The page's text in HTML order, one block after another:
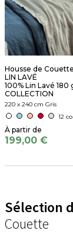
Housse de
LIN LAVÉ
100% Lin Lavé 180
COLLECTION
220 x 240 cm Gris
12
199,00 €
Sélection
Couette